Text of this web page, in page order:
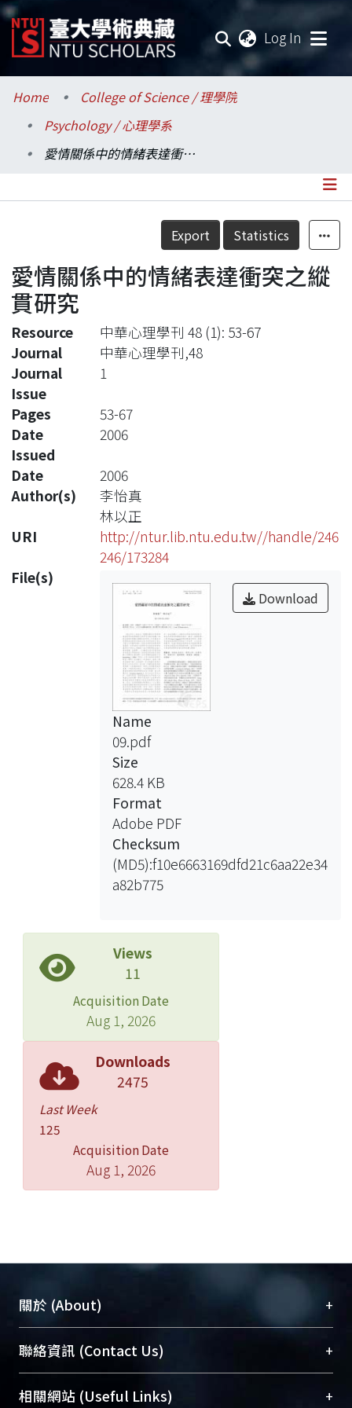
Log In
Communities & Collections
Research Outputs
Statistics
Home
College of Science / 理學院
Psychology / 心理學系
愛情關係中的情緒表達衝突之縱貫研究
Details
Export Statistics
愛情關係中的情緒表達衝突之縱
貫研究
Resource
中華心理學刊 48 (1): 53-67
Journal
中華心理學刊,48
Journal
Issue
1
Pages
53-67
Date
Issued
2006
Date
2006
Author(s)
李怡真
林以正
URI
http://ntur.lib.ntu.edu.tw//handle/246
246/173284
File(s)
Download
Name
09.pdf
Size
628.4 KB
Format
Adobe PDF
Checksum
(MD5):f10e6663169dfd21c6aa22e34
a82b775
Views
11
Acquisition Date
Aug 1, 2026
Downloads
2475
Last Week
125
Acquisition Date
Aug 1, 2026
關於 (About) +
臺大位居世界頂尖大學之列，為永久珍藏及向國際
展現本校豐碩的研究成果及學術能量，圖書館整合
機構典藏（NTUR）與學術庫（AH）不同功能平
聯絡資訊 (Contact Us) +
總館學科館員(Main Library)
相關網站 (Useful Links) +